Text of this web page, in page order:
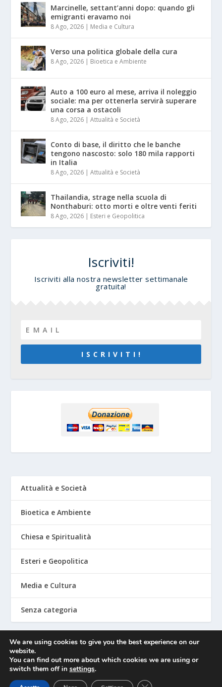
Marcinelle, settant’anni dopo: quando gli
emigranti eravamo noi
8 Ago, 2026 | Media e Cultura
Verso una politica globale della cura
8 Ago, 2026 | Bioetica e Ambiente
Auto a 100 euro al mese, arriva il noleggio
sociale: ma per ottenerla servirà superare
una corsa a ostacoli
8 Ago, 2026 |Attualità e Società
Conto di base, il diritto che le banche
tengono nascosto: solo 180 mila rapporti
in Italia
8 Ago, 2026 |Attualità e Società
Thailandia, strage nella scuola di
Nonthaburi: otto morti e oltre venti feriti
8 Ago, 2026 | Esteri e Geopolitica
Iscriviti!
Iscriviti alla nostra newsletter settimanale
gratuita!
I S C R I V I T I !
Attualità e Società
Bioetica e Ambiente
Chiesa e Spiritualità
Esteri e Geopolitica
Media e Cultura
Senza categoria
Mediafighter
We are using cookies to give you the best experience on our
website.
You can find out more about which cookies we are using or
switch them off in settings.